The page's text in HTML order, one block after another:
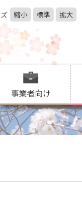
縮小 標準 拡大
事業者向け